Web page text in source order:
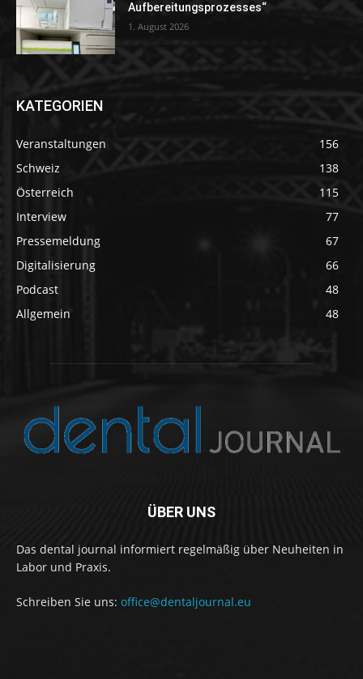
Aufbereitungsprozesses“
1. August 2026
KATEGORIEN
Veranstaltungen
156
Schweiz
138
Österreich
115
Interview
77
Pressemeldung
67
Digitalisierung
66
Podcast
48
Allgemein
48
ÜBER UNS
Das dental journal informiert regelmäßig über Neuheiten in
Labor und Praxis.
Schreiben Sie uns: office@dentaljournal.eu